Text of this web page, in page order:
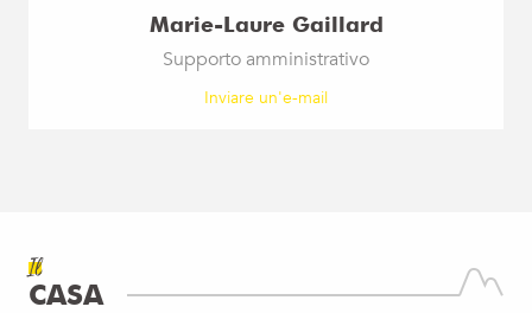
Marie-Laure Gaillard
Supporto amministrativo
Inviare un'e-mail
Il
CASA